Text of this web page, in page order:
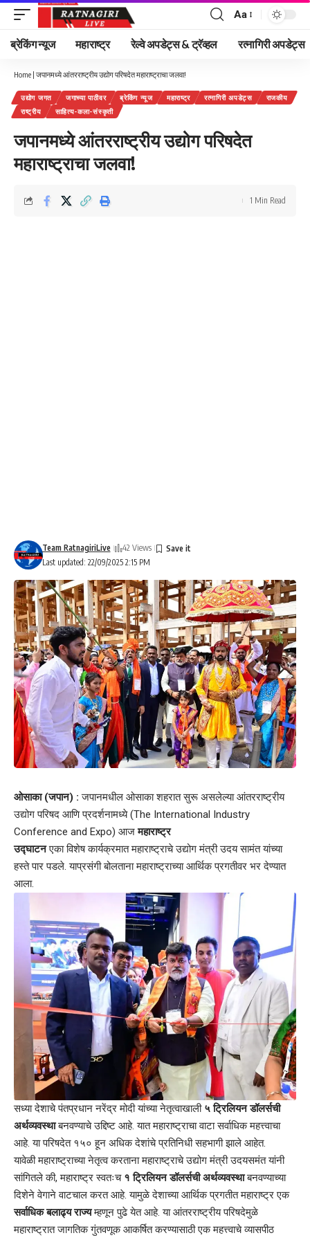
Font
Resizer
Aa
ब्रेकिंग न्यूज महाराष्ट्र रेल्वे अपडेट्स & ट्रॅव्हल रत्नागिरी अपडेट्स
Home | जपानमध्ये आंतरराष्ट्रीय उद्योग परिषदेत महाराष्ट्राचा जलवा!
उद्योग जगत जगाच्या पाठीवर ब्रेकिंग न्यूज महाराष्ट्र रत्नागिरी अपडेट्स
राजकीय
राष्ट्रीय
साहित्य-कला-संस्कृती
जपानमध्ये आंतरराष्ट्रीय उद्योग परिषदेत
महाराष्ट्राचा जलवा!
Last updated: 22/09/2025 2:15 PM
Team RatnagiriLive 42 Views
1 Min Read
ओसाका (जपान) : जपानमधील ओसाका शहरात सुरू असलेल्या आंतरराष्ट्रीय
उद्योग परिषद आणि प्रदर्शनामध्ये (The International Industry
Conference and Expo) आजमहाराष्ट्र
उद्घाटनएका विशेष कार्यक्रमात महाराष्ट्राचे उद्योग मंत्री उदय सामंत यांच्या
हस्ते पार पडले. याप्रसंगी बोलताना महाराष्ट्राच्या आर्थिक प्रगतीवर भर देण्यात
आला.
सध्या देशाचे पंतप्रधान नरेंद्र मोदी यांच्या नेतृत्वाखाली ५ ट्रिलियन डॉलर्सची
अर्थव्यवस्थाबनवण्याचे उद्दिष्ट आहे. यात महाराष्ट्राचा वाटा सर्वाधिक महत्त्वाचा
आहे. या परिषदेत १५० हून अधिक देशांचे प्रतिनिधी सहभागी झाले आहेत.
यावेळी महाराष्ट्राच्या नेतृत्व करताना महाराष्ट्राचे उद्योग मंत्री उदयसमंत यांनी
सांगितले की, महाराष्ट्र स्वतःच १ ट्रिलियन डॉलर्सची अर्थव्यवस्थाबनवण्याच्या
दिशेने वेगाने वाटचाल करत आहे. यामुळे देशाच्या आर्थिक प्रगतीत महाराष्ट्र एक
सर्वाधिक बलाढ्य राज्यम्हणून पुढे येत आहे. या आंतरराष्ट्रीय परिषदेमुळे
महाराष्ट्रात जागतिक गुंतवणूक आकर्षित करण्यासाठी एक महत्त्वाचे व्यासपीठ